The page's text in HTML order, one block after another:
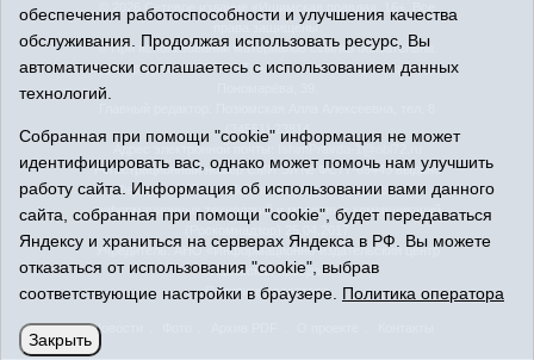
© 2026 Сетевое издание «Ишимская правда». 16+. Все
права защищены.
© При использовании материалов ссылка обязательна.
Адрес редакции: 627750 Тюменская область, г. Ишим, ул.
(34551) 23814
Адрес электронной почты:
IshimPravda-1@obl72.ru
Регистрационный номер СМИ Эл № ФС77-69445 выдано
Федеральной службой по надзору в сфере связи,
информационных технологий и массовых коммуникаций
Учредитель: АНО «Информационно-издательский центр
«Ишимская правда».
Политика оператора
Новости
обеспечения работоспособности и улучшения качества
обслуживания. Продолжая использовать ресурс, Вы
автоматически соглашаетесь с использованием данных
технологий.
Собранная при помощи "cookie" информация не может
идентифицировать вас, однако может помочь нам улучшить
работу сайта. Информация об использовании вами данного
сайта, собранная при помощи "cookie", будет передаваться
Яндексу и храниться на серверах Яндекса в РФ. Вы можете
отказаться от использования "cookie", выбрав
соответствующие настройки в браузере. Политика оператора
Закрыть